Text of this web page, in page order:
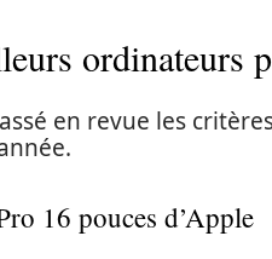
ordinateurs
en revue les
16 pouces d’Apple